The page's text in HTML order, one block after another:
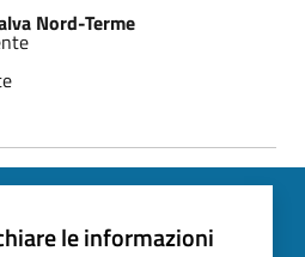
Nord-Terme
le informazioni